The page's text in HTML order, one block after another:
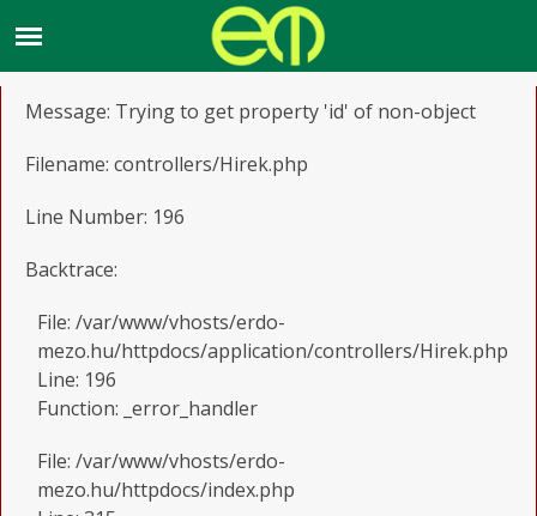
A PHP Error was encountered
Message: Trying to get property 'id' of non-object
Filename: controllers/Hirek.php
Line Number: 196
Backtrace:
File: /var/www/vhosts/erdo-
mezo.hu/httpdocs/application/controllers/Hirek.php
Line: 196
Function: _error_handler
File: /var/www/vhosts/erdo-
mezo.hu/httpdocs/index.php